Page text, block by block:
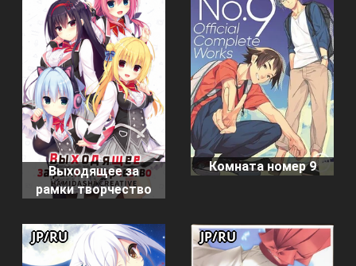
Выходящее за
рамки творчество
Комната номер 9
JP/RU JP/RU